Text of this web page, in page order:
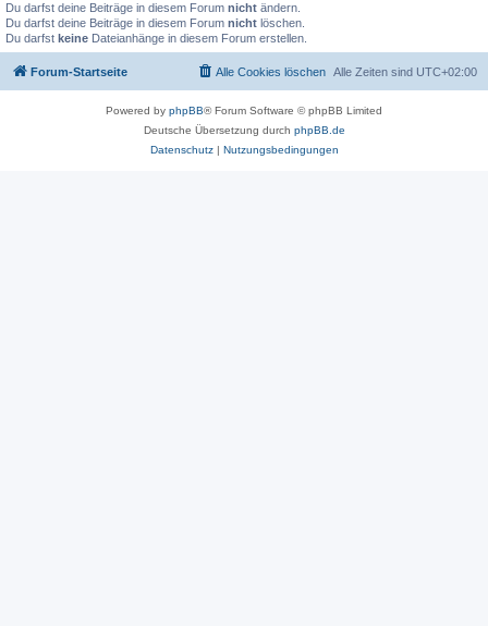
Du darfst deine Beiträge in diesem Forum nicht ändern.
Du darfst deine Beiträge in diesem Forum nicht löschen.
Du darfst keine Dateianhänge in diesem Forum erstellen.
Forum-Startseite Alle Zeiten sind UTC+02:00
Alle Cookies löschen
Powered by phpBB® Forum Software © phpBB Limited
Deutsche Übersetzung durch phpBB.de
Datenschutz| Nutzungsbedingungen